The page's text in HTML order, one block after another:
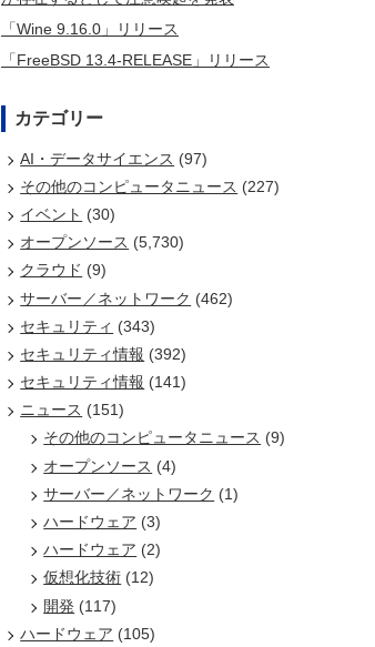
「Wine 9.16.0」リリース
「FreeBSD 13.4-RELEASE」リリース
カテゴリー
AI・データサイエンス (97)
その他のコンピュータニュース (227)
イベント (30)
オープンソース (5,730)
クラウド (9)
サーバー／ネットワーク (462)
セキュリティ (343)
セキュリティ情報 (392)
セキュリティ情報 (141)
ニュース (151)
その他のコンピュータニュース (9)
オープンソース (4)
サーバー／ネットワーク (1)
ハードウェア (3)
ハードウェア (2)
仮想化技術 (12)
開発 (117)
ハードウェア (105)